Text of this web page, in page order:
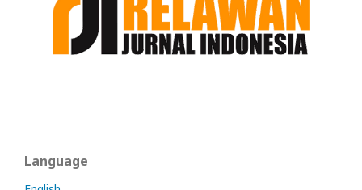
Language